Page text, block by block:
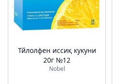
Тйлолфен иссиқ кукуни
20г №12
Nobel